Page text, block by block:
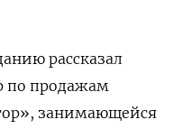
рассказал
по продажам
занимающейся